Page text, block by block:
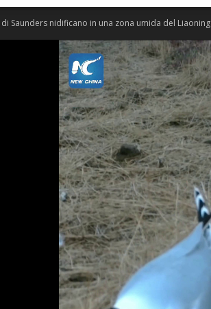
Saunders nidificano in una zona umida del Liaoning